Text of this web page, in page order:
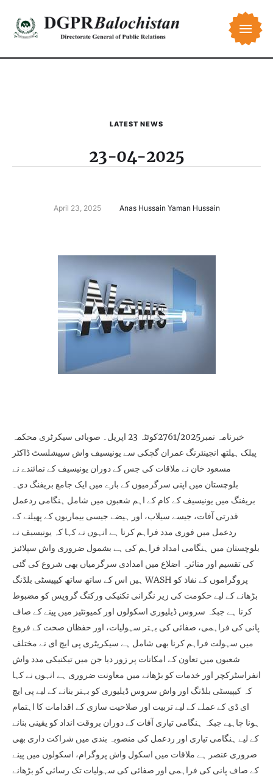
LATEST NEWS
23-04-2025
April 23, 2025 Anas Hussain Yaman Hussain
خبرنامہ نمبر2761/2025کوئٹہ 23 اپریل۔ صوبائی سیکرٹری محکمہ
پبلک ہیلتھ انجینئرنگ عمران گچکی سے یونیسیف واش سپیشلسٹ ڈاکٹر
مسعود خان نے ملاقات کی جس کے دوران یونیسیف کے نمائندے نے
بلوچستان میں اپنی سرگرمیوں کے بارے میں ایک جامع بریفنگ دی۔
بریفنگ میں یونیسیف کے کام کے اہم شعبوں میں شامل ہنگامی ردعمل
قدرتی آفات، جیسے سیلاب، اور ہیضے جیسی بیماریوں کے پھیلنے کے
ردعمل میں فوری مدد فراہم کرنا ہے انہوں نے کہا کہ یونیسیف نے
بلوچستان میں ہنگامی امداد فراہم کی ہے بشمول ضروری واش سپلائیز
کی تقسیم اور متاثرہ اضلاع میں امدادی سرگرمیاں بھی شروع کی گئی
ہیں اس کے ساتھ ساتھ کیپیسٹی بلڈنگ WASH پروگراموں کے نفاذ کو
بڑھانے کے لیے حکومت کی زیر نگرانی تکنیکی ورکنگ گروپس کو مضبوط
کرنا ہے جبکہ سروس ڈیلیوری اسکولوں اور کمیونٹیز میں پینے کے صاف
پانی کی فراہمی، صفائی کی بہتر سہولیات، اور حفظان صحت کے فروغ
میں سہولت فراہم کرنا بھی شامل ہے سیکریٹری پی ایچ ای نے مختلف
شعبوں میں تعاون کے امکانات پر زور دیا جن میں تیکنیکی مدد واش
انفراسٹرکچر اور خدمات کو بڑھانے میں معاونت ضروری ہے انہوں نے کہا
کہ کیپیسٹی بلڈنگ اور واش سروس ڈیلیوری کو بہتر بنانے کے لیے پی ایچ
ای ڈی کے عملے کے لیے تربیت اور صلاحیت سازی کے اقدامات کا اہتمام
ہونا چاہیے جبکہ ہنگامی تیاری آفات کے دوران بروقت انداد کو یقینی بنانے
کے لیے ہنگامی تیاری اور ردعمل کی منصوبہ بندی میں شراکت داری بھی
ضروری عنصر ہے ملاقات میں اسکول واش پروگرام، اسکولوں میں پینے
کے صاف پانی کی فراہمی اور صفائی کی سہولیات تک رسائی کو بڑھانے